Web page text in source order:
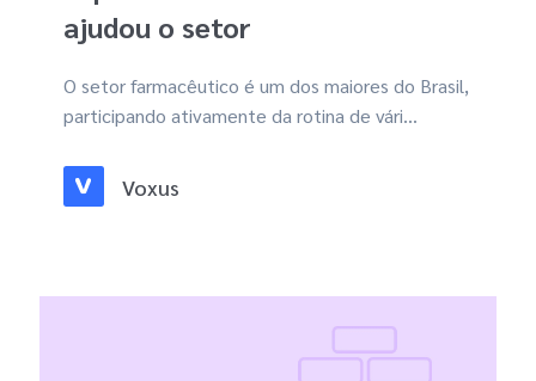
ajudou o setor
O setor farmacêutico é um dos maiores do Brasil,
participando ativamente da rotina de vári...
Voxus